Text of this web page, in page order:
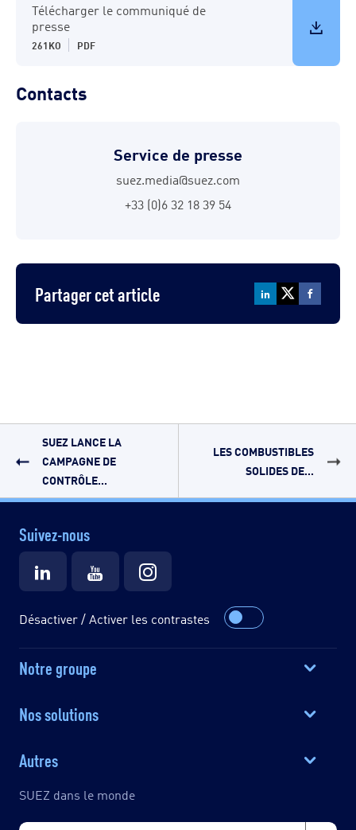
Télécharger le communiqué de
presse
261KO PDF
Contacts
Service de presse
suez.media@suez.com
+33 (0)6 32 18 39 54
Partager cet article
SUEZ LANCE LA
CAMPAGNE DE
CONTRÔLE...
LES COMBUSTIBLES
SOLIDES DE...
Suivez-nous
Désactiver / Activer les contrastes
Notre groupe
Nos solutions
Autres
SUEZ dans le monde